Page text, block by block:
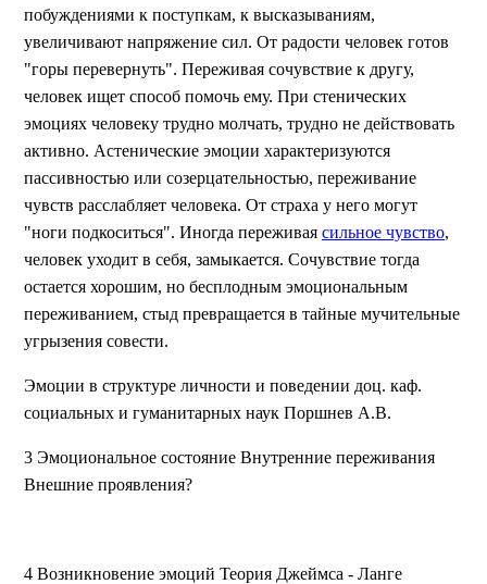
побуждениями к поступкам, к высказываниям,
увеличивают напряжение сил. От радости человек готов
"горы перевернуть". Переживая сочувствие к другу,
человек ищет способ помочь ему. При стенических
эмоциях человеку трудно молчать, трудно не действовать
активно. Астенические эмоции характеризуются
пассивностью или созерцательностью, переживание
чувств расслабляет человека. От страха у него могут
"ноги подкоситься". Иногда переживая сильное чувство,
человек уходит в себя, замыкается. Сочувствие тогда
остается хорошим, но бесплодным эмоциональным
переживанием, стыд превращается в тайные мучительные
угрызения совести.
Эмоции в структуре личности и поведении доц. каф.
социальных и гуманитарных наук Поршнев А.В.
3 Эмоциональное состояние Внутренние переживания
Внешние проявления?
4 Возникновение эмоций Теория Джеймса - Ланге